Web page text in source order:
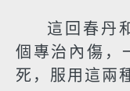
這回春丹
個專治內傷，
死，服用這兩